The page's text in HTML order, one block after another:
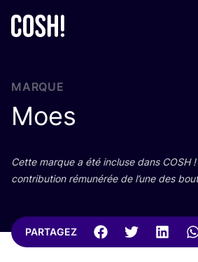
MARQUE
Moes
Cette marque a été incluse dans COSH!
contri­bu­tion rému­né­rée de l’une des
PARTAGEZ